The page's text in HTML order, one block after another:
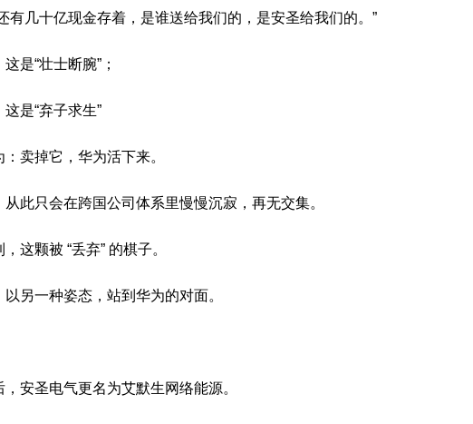
有几十亿现金存着，是谁送给我们的，是安圣给我们的。”
是“壮士断腕”；
是“弃子求生”
卖掉它，华为活下来。
此只会在跨国公司体系里慢慢沉寂，再无交集。
这颗被 “丢弃” 的棋子。
另一种姿态，站到华为的对面。
安圣电气更名为艾默生网络能源。